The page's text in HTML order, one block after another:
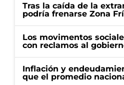
Tras la caída de la
podría frenarse Zona
Los movimentos
con reclamos al
Inflación y
que el promedio